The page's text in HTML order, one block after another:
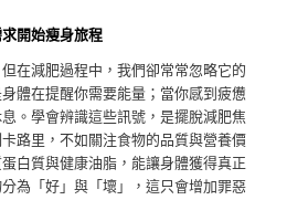
開始瘦身旅程
在減肥過程中，我們卻常常忽略它的
體在提醒你需要能量；當你感到疲憊
。學會辨識這些訊號，是擺脫減肥焦
路里，不如關注食物的品質與營養價
白質與健康油脂，能讓身體獲得真正
為「好」與「壞」，這只會增加罪惡